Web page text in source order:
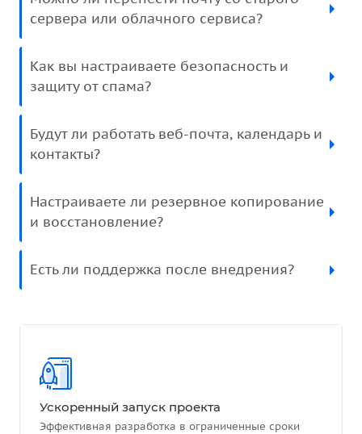
сервера или облачного сервиса?
Как вы настраиваете безопасность и
защиту от спама?
Будут ли работать веб-почта, календарь и
контакты?
Настраиваете ли резервное копирование
и восстановление?
Есть ли поддержка после внедрения?
Ускоренный запуск проекта
Эффективная разработка в ограниченные сроки